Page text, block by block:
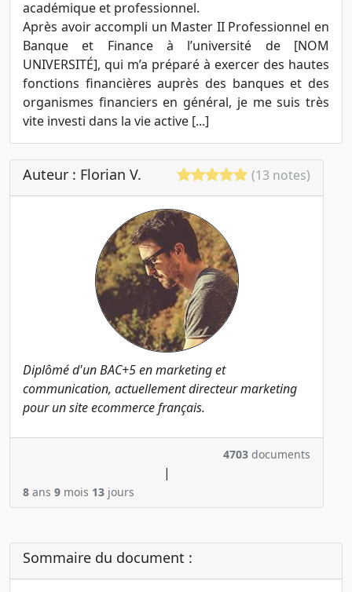
académique et professionnel.
Après avoir accompli un Master II Professionnel en
Banque et Finance à l’université de [NOM
UNIVERSITÉ], qui m’a préparé à exercer des hautes
fonctions financières auprès des banques et des
organismes financiers en général, je me suis très
vite investi dans la vie active [...]
Auteur : Florian V. (13 notes)
Diplômé d'un BAC+5 en marketing et
communication, actuellement directeur marketing
pour un site ecommerce français.
4703 documents
|
8 ans 9 mois 13 jours
Sommaire du document :